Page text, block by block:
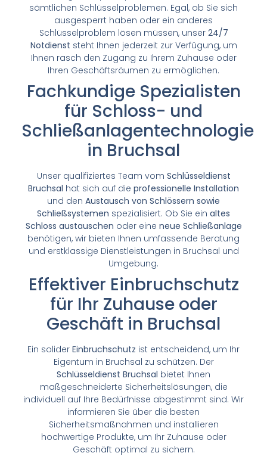
sämtlichen Schlüsselproblemen. Egal, ob Sie sich
ausgesperrt haben oder ein anderes
Schlüsselproblem lösen müssen, unser 24/7
Notdienst steht Ihnen jederzeit zur Verfügung, um
Ihnen rasch den Zugang zu Ihrem Zuhause oder
Ihren Geschäftsräumen zu ermöglichen.
Fachkundige Spezialisten
für Schloss- und
Schließanlagentechnologie
in Bruchsal
Unser qualifiziertes Team vom Schlüsseldienst
Bruchsal hat sich auf die professionelle Installation
und den Austausch von Schlössern sowie
Schließsystemen spezialisiert. Ob Sie ein altes
Schloss austauschen oder eine neue Schließanlage
benötigen, wir bieten Ihnen umfassende Beratung
und erstklassige Dienstleistungen in Bruchsal und
Umgebung.
Effektiver Einbruchschutz
für Ihr Zuhause oder
Geschäft in Bruchsal
Ein solider Einbruchschutz ist entscheidend, um Ihr
Eigentum in Bruchsal zu schützen. Der
Schlüsseldienst Bruchsal bietet Ihnen
maßgeschneiderte Sicherheitslösungen, die
individuell auf Ihre Bedürfnisse abgestimmt sind. Wir
informieren Sie über die besten
Sicherheitsmaßnahmen und installieren
hochwertige Produkte, um Ihr Zuhause oder
Geschäft optimal zu sichern.